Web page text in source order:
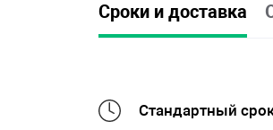
Сроки и доставка
Стандартный